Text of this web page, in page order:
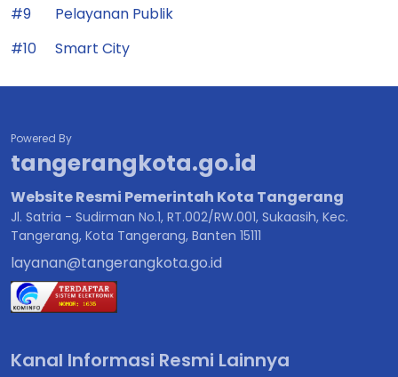
#9
Pelayanan Publik
#10
Smart City
Powered By
tangerangkota.go.id
Website Resmi Pemerintah Kota Tangerang
Jl. Satria - Sudirman No.1, RT.002/RW.001, Sukaasih, Kec.
Tangerang, Kota Tangerang, Banten 15111
layanan@tangerangkota.go.id
Kanal Informasi Resmi Lainnya